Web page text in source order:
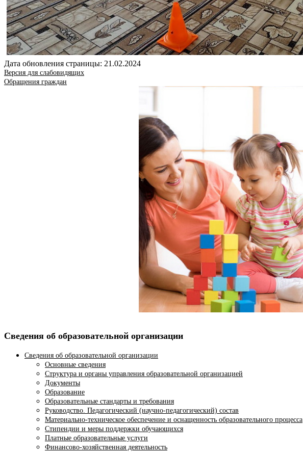
Дата обновления страницы: 21.02.2024
Версия для слабовидящих
Обращения граждан
Сведения об образовательной организации
Сведения об образовательной организации
Основные сведения
Структура и органы управления образовательной организацией
Документы
Образование
Образовательные стандарты и требования
Руководство. Педагогический (научно-педагогический) состав
Материально-техническое обеспечение и оснащенность образовательного процесса
Стипендии и меры поддержки обучающихся
Платные образовательные услуги
Финансово-хозяйственная деятельность